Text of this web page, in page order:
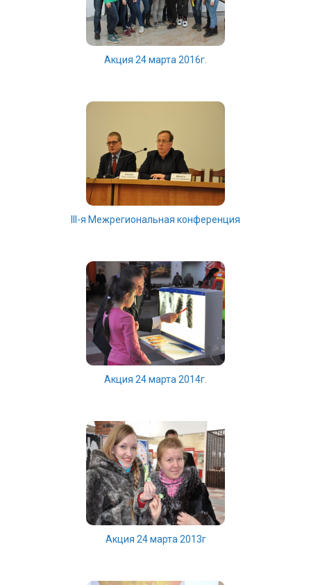
Акция 24 марта 2016г.
III-я Межрегиональная конференция
Акция 24 марта 2014г.
Акция 24 марта 2013г